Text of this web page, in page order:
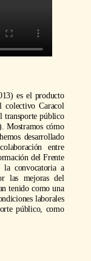
es el producto
colectivo Caracol
transporte público
Mostramos cómo
desarrollado
entre
del Frente
la convocatoria a
las mejoras del
tenido como una
laborales
público, como